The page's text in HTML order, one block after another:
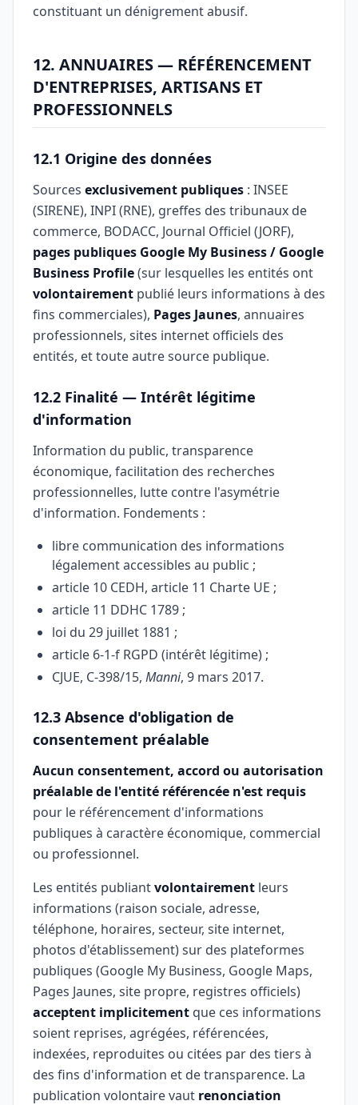
constituant un dénigrement abusif.
12. ANNUAIRES — RÉFÉRENCEMENT
D'ENTREPRISES, ARTISANS ET
PROFESSIONNELS
12.1 Origine des données
Sources exclusivement publiques : INSEE
(SIRENE), INPI (RNE), greffes des tribunaux de
commerce, BODACC, Journal Officiel (JORF),
pages publiques Google My Business / Google
Business Profile(sur lesquelles les entités ont
volontairement publié leurs informations à des
fins commerciales), Pages Jaunes, annuaires
professionnels, sites internet officiels des
entités, et toute autre source publique.
12.2 Finalité — Intérêt légitime
d'information
Information du public, transparence
économique, facilitation des recherches
professionnelles, lutte contre l'asymétrie
d'information. Fondements :
libre communication des informations
légalement accessibles au public ;
article 10 CEDH, article 11 Charte UE ;
article 11 DDHC 1789 ;
loi du 29 juillet 1881 ;
article 6-1-f RGPD (intérêt légitime) ;
CJUE, C-398/15, Manni, 9 mars 2017.
12.3 Absence d'obligation de
consentement préalable
Aucun consentement, accord ou autorisation
préalable de l'entité référencée n'est requis
pour le référencement d'informations
publiques à caractère économique, commercial
ou professionnel.
Les entités publiantvolontairement leurs
informations (raison sociale, adresse,
téléphone, horaires, secteur, site internet,
photos d'établissement) sur des plateformes
publiques (Google My Business, Google Maps,
Pages Jaunes, site propre, registres officiels)
acceptent implicitement que ces informations
soient reprises, agrégées, référencées,
indexées, reproduites ou citées par des tiers à
des fins d'information et de transparence. La
publication volontaire vaut renonciation